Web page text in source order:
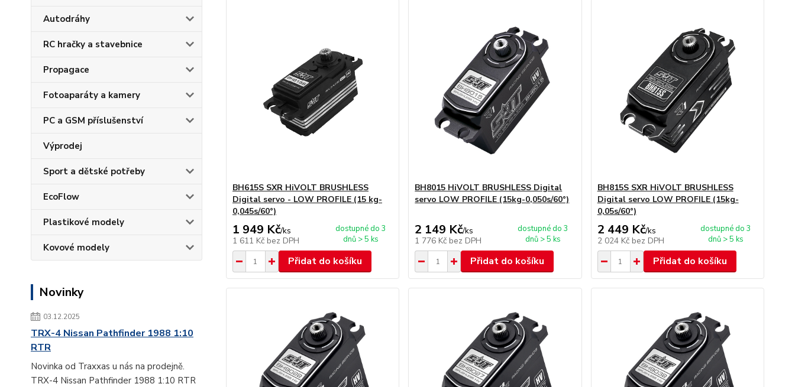
Autodráhy
RC hračky a stavebnice
Propagace
Fotoaparáty a kamery
PC a GSM příslušenství
Výprodej
Sport a dětské potřeby
EcoFlow
Plastikové modely
Kovové modely
Novinky
03.12.2025
TRX-4 Nissan Pathfinder 1988 1:10
RTR
Novinka od Traxxas u nás na prodejně.
TRX-4 Nissan Pathfinder 1988 1:10 RTR
BH615S SXR HiVOLT BRUSHLESS
Digital servo - LOW PROFILE (15 kg-
0,045s/60°)
1 949 Kč/ks
1 611 Kč bez DPH
dostupné do 3
dnů > 5 ks
Přidat do košíku
BH8015 HiVOLT BRUSHLESS Digital
servo LOW PROFILE (15kg-0,050s/60°)
2 149 Kč/ks
1 776 Kč bez DPH
dostupné do 3
dnů > 5 ks
Přidat do košíku
BH815S SXR HiVOLT BRUSHLESS
Digital servo LOW PROFILE (15kg-
0,05s/60°)
2 449 Kč/ks
2 024 Kč bez DPH
dostupné do 3
dnů > 5 ks
Přidat do košíku